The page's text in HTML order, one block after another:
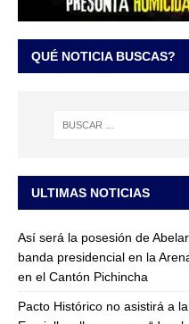
QUÉ NOTICIA BUSCAS?
ULTIMAS NOTICIAS
Así será la posesión de
banda presidencial en la
en el Cantón Pichincha
Pacto Histórico no asistirá a